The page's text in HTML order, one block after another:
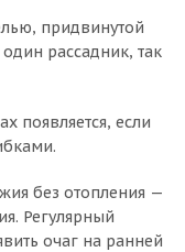
придвинутой
рассадник, так
появляется, если
без отопления —
Регулярный
очаг на ранней